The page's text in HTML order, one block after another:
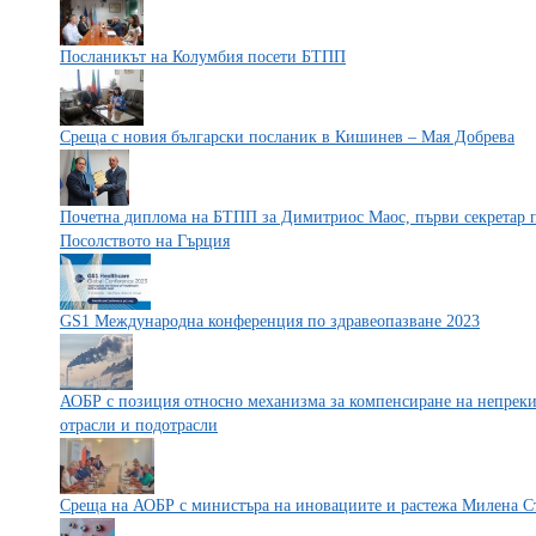
Посланикът на Колумбия посети БТПП
Среща с новия български посланик в Кишинев – Мая Добрева
Почетна диплома на БТПП за Димитриос Маос, първи секретар
Посолството на Гърция
GS1 Международна конференция по здравеопазване 2023
АОБР с позиция относно механизма за компенсиране на
отрасли и подотрасли
Среща на АОБР с министъра на иновациите и растежа Милена